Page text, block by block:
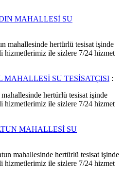
MAHALLESİ SU
mahallesinde hertürlü tesisat işinde
hizmetlerimiz ile sizlere 7/24 hizmet
SU TESİSATÇISI :
hertürlü tesisat işinde
hizmetlerimiz ile sizlere 7/24 hizmet
MAHALLESİ SU
mahallesinde hertürlü tesisat işinde
hizmetlerimiz ile sizlere 7/24 hizmet